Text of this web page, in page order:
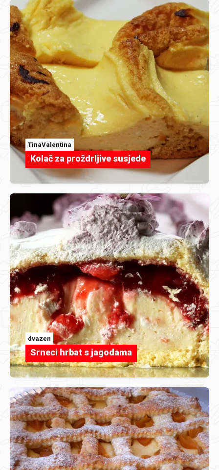
TinaValentina
Kolač za proždrljive susjede
dvazen
Srneci hrbat s jagodama